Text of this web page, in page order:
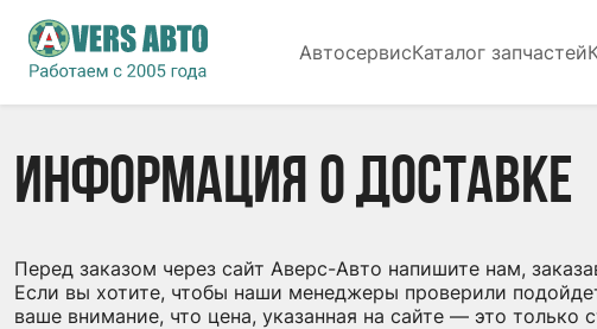
АвтосервисКаталог запчастей
Информация о доставке
Перед заказом через сайт Аверс-Авто напишите нам,
Если вы хотите, чтобы наши менеджеры проверили
ваше внимание, что цена, указанная на сайте — это только